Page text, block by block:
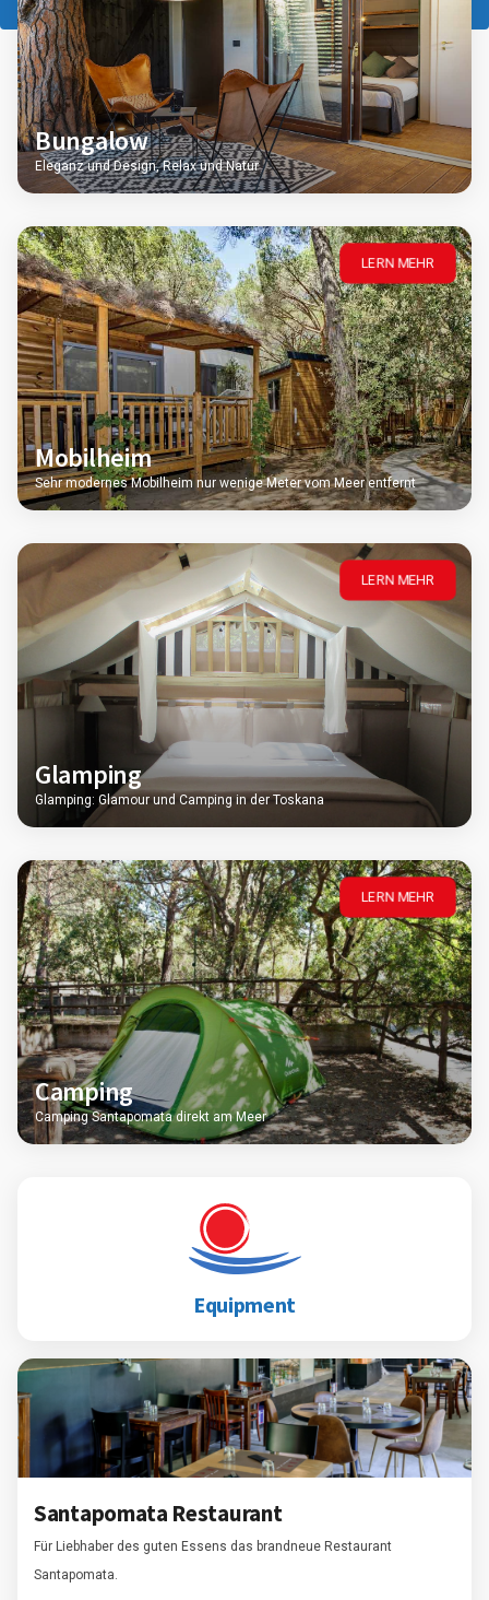
Bungalow
Eleganz und Design, Relax und Natur
LERN MEHR
Mobilheim
Sehr modernes Mobilheim nur wenige Meter vom Meer entfernt
LERN MEHR
Glamping
Glamping: Glamour und Camping in der Toskana
LERN MEHR
Camping
Camping Santapomata direkt am Meer
Equipment
Santapomata Restaurant
Für Liebhaber des guten Essens das brandneue Restaurant
Santapomata.